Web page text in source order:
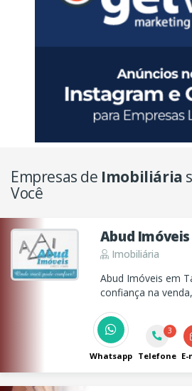
Empresas de Imobiliária
Você
Abud Imóveis
Imobiliária
Abud Imóveis em
confiança na
Whatsapp
3
Telefone